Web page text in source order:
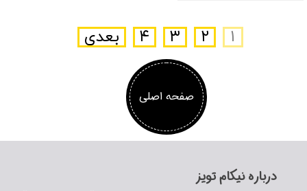
۱ ۲ ۳ ۴ بعدی
صفحه اصلی
​درباره نیکام تویز